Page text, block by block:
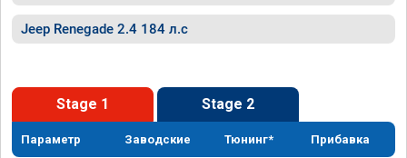
Jeep Renegade 2.4 184 л.с
Stage 1 Stage 2
Параметр Заводские Тюнинг* Прибавка